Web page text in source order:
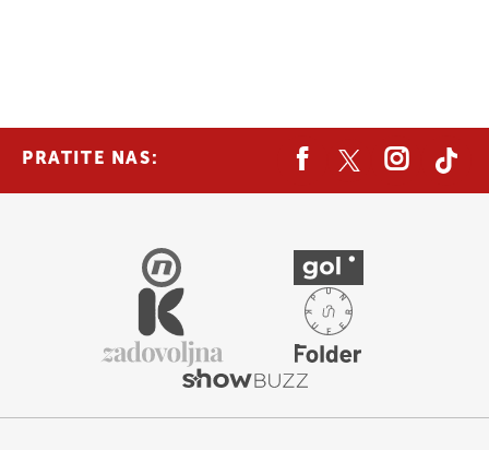
PRATITE NAS: